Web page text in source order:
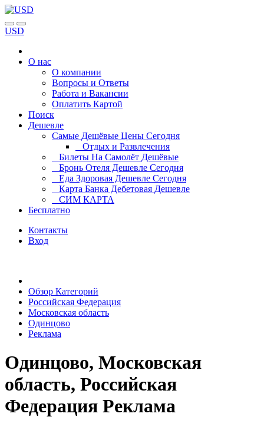
USD
О нас
О компании
Вопросы и Ответы
Работа и Вакансии
Оплатить Картой
Поиск
Дешевле
Самые Дешёвые Цены Сегодня
Отдых и Развлечения
Билеты На Самолёт Дешёвые
Бронь Отеля Дешевле Сегодня
Еда Здоровая Дешевле Сегодня
Карта Банка Дебетовая Дешевле
СИМ КАРТА
Бесплатно
Контакты
Вход
Обзор Категорий
Российская Федерация
Московская область
Одинцово
Реклама
Одинцово, Московская
область, Российская
Федерация Реклама